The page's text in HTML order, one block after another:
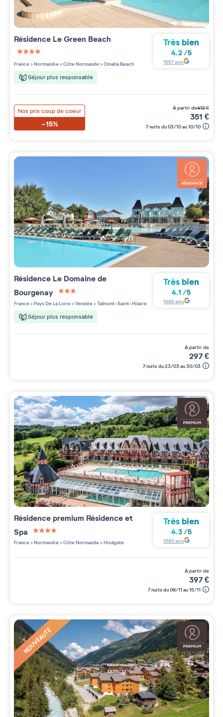
Résidence Le Green Beach
4 étoiles sur 5
France>Normandie>Côte Normande>Omaha Beach
Séjour plus responsable
Très bien
4.2/5
1557avis
Nos prix coup de coeur
-15%
à partir de412€
351 €
7 nuits du 03/10 au 10/10
Résidence Le Domaine de
Bourgenay
3 étoiles sur 5
France>Pays De La Loire>Vendée>Talmont-Saint-Hilaire
Séjour plus responsable
Très bien
4.1 /5
1682 avis
à partir de
297€
7 nuits du 23/03 au 30/03
Résidence premium Résidence et
Spa
4 étoiles sur 5
France>Normandie>Côte Normande>Houlgate
Très bien
4.3 /5
1583avis
à partir de
397€
7 nuits du 08/11 au 15/11
NOUVEAUTÉ